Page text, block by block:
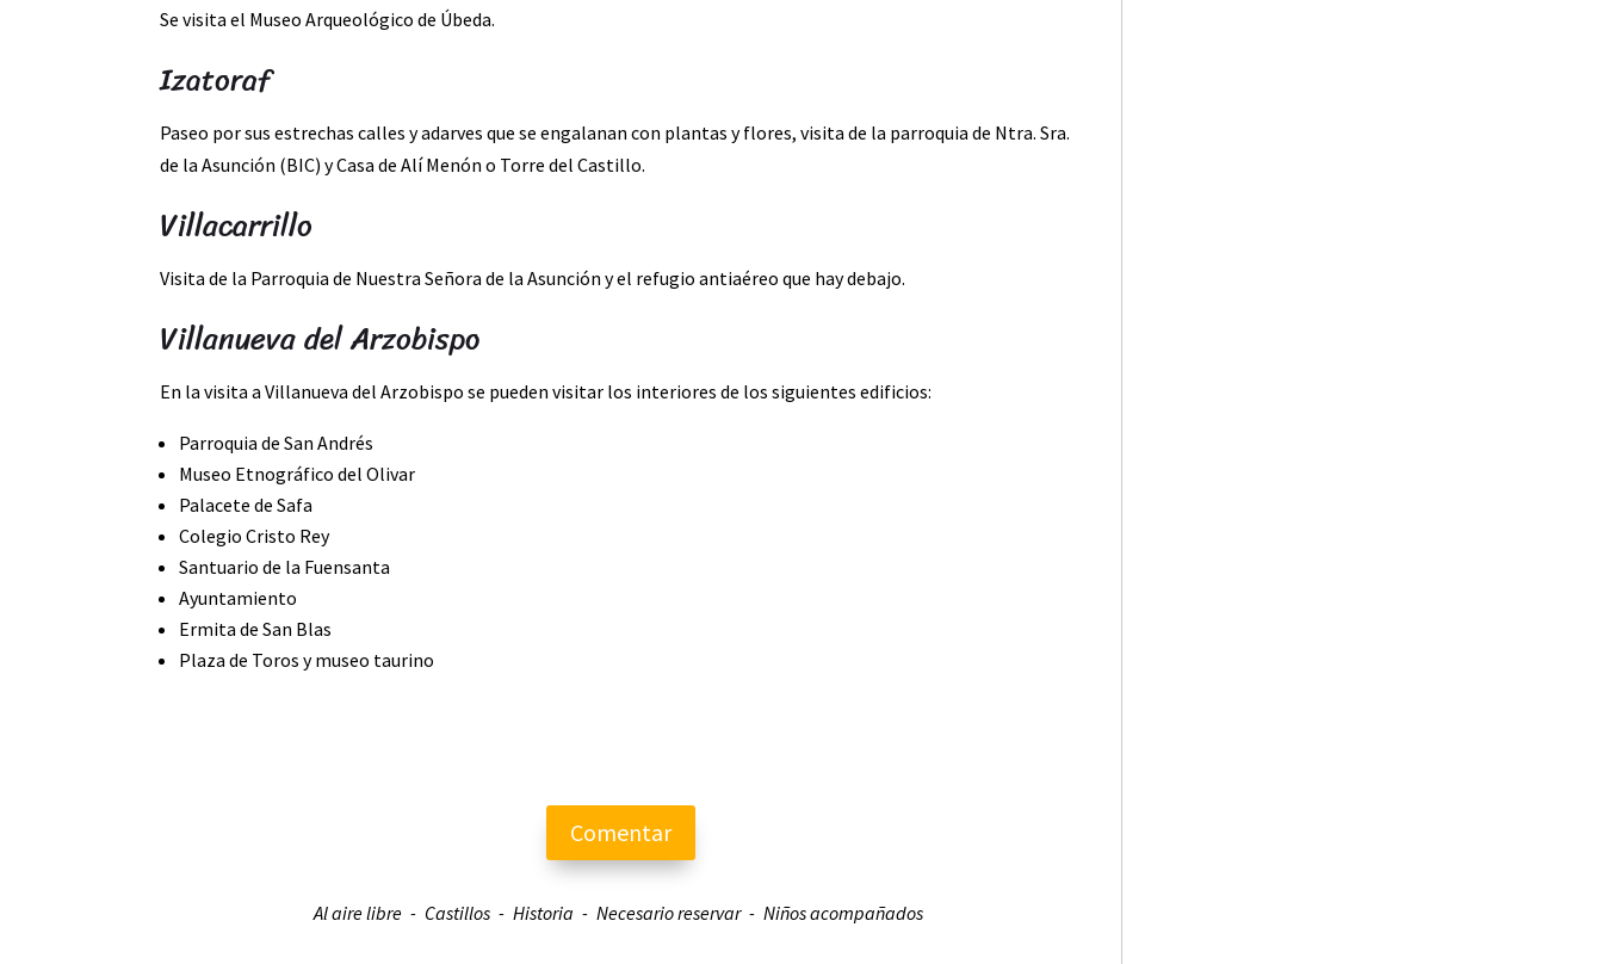
Se visita el Museo Arqueológico de Úbeda.
Izatoraf
Paseo por sus estrechas calles y adarves que se engalanan con plantas y flores, visita de la parroquia de Ntra. Sra.
de la Asunción (BIC) y Casa de Alí Menón o Torre del Castillo.
Villacarrillo
Visita de la Parroquia de Nuestra Señora de la Asunción y el refugio antiaéreo que hay debajo.
Villanueva del Arzobispo
En la visita a Villanueva del Arzobispo se pueden visitar los interiores de los siguientes edificios:
Parroquia de San Andrés
Museo Etnográfico del Olivar
Palacete de Safa
Colegio Cristo Rey
Santuario de la Fuensanta
Ayuntamiento
Ermita de San Blas
Plaza de Toros y museo taurino
Comentar
Al aire libre Castillos Historia Necesario reservar Niños acompañados